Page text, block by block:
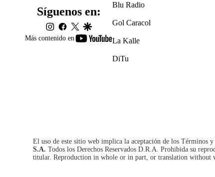
Más contenido en
youtube-
Síguenos en:
instagram
facebook
twittergoogle
Blu Radio
Gol Caracol
La Kalle
DiTu
El uso de este sitio web implica la aceptación de los Términos y
S.A. Todos los Derechos Reservados D.R.A. Prohibida su
titular. Reproduction in whole or in part, or translation without